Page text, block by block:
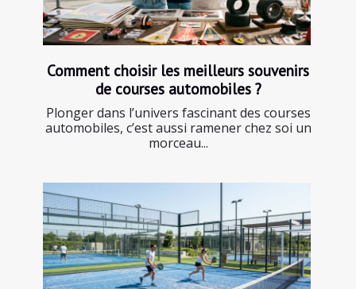
Comment choisir les meilleurs souvenirs
de courses automobiles ?
Plonger dans l’univers fascinant des courses
automobiles, c’est aussi ramener chez soi un
morceau...